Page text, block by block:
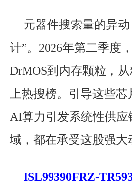
元器件搜索量的异
计”。2026年第二季度
DrMOS到内存颗粒，
上热搜榜。引导这些
AI算力引发系统性供
域，都在承受这股强大
ISL99390FRZ-